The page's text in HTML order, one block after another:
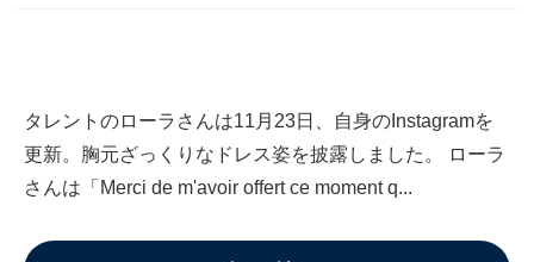
タレントのローラさんは11月23日、自身のInstagramを
更新。胸元ざっくりなドレス姿を披露しました。 ローラ
さんは「Merci de m'avoir offert ce moment q...